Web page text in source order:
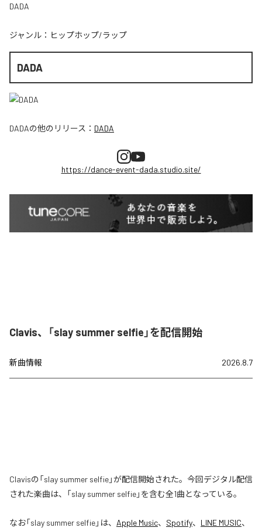
DADA
ジャンル： ヒップホップ/ラップ
DADA
DADAの他のリリース： DADA
https://dance-event-dada.studio.site/
Clavis、「slay summer selfie」を配信開始
新曲情報 2026.8.7
Clavisの「slay summer selfie」が配信開始された。今回デジタル配信
された楽曲は、「slay summer selfie」を含む全1曲となっている。
なお「slay summer selfie」は、 Apple Music、 Spotify、 LINE MUSIC、